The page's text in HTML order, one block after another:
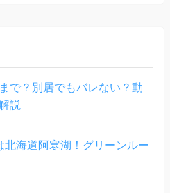
で？別居でもバレない？動
説
海道阿寒湖！グリーンルー